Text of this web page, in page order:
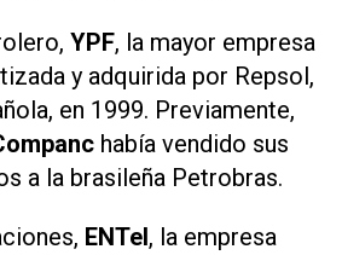
YPF, la mayor empresa
y adquirida por Repsol,
en 1999. Previamente,
había vendido sus
a la brasileña Petrobras.
ENTel, la empresa